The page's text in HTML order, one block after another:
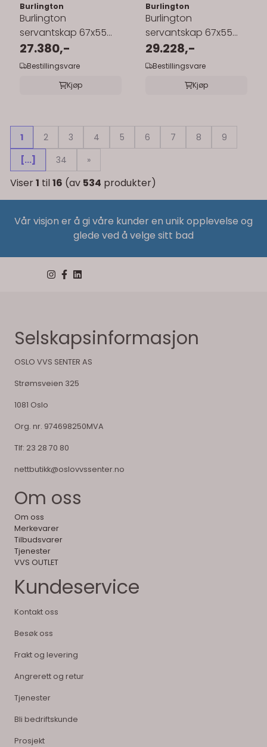
Burlington
Burlington
servantskap 67x55
cm med
benkeplate/underlimt
27.380,-
Bestillingsvare
Kjøp
Burlington
Burlington
servantskap 67x55
cm med
benkeplate/underlimt
29.228,-
Bestillingsvare
Kjøp
1 2 3 4 5 6 7 8
9
[...]
34 »
Viser1 til 16 (av 534 produkter)
Vår visjon er å gi våre kunder en unik opplevelse og
glede ved å velge sitt bad
Selskapsinformasjon
OSLO VVS SENTER AS
Strømsveien 325
1081 Oslo
Org. nr. 974698250MVA
Tlf: 23 28 70 80
nettbutikk@oslovvssenter.no
Om oss
Om oss
Merkevarer
Tilbudsvarer
Tjenester
VVS OUTLET
Kundeservice
Kontakt oss
Besøk oss
Frakt og levering
Angrerett og retur
Tjenester
Bli bedriftskunde
Prosjekt